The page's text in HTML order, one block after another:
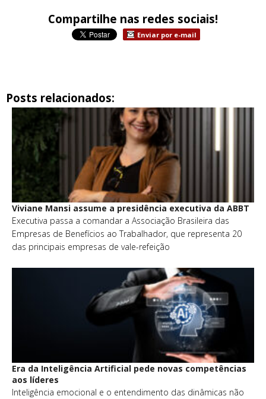
Compartilhe nas redes sociais!
Enviar por e-mail
Posts relacionados:
Viviane Mansi assume a presidência executiva da ABBT
Executiva passa a comandar a Associação Brasileira das
Empresas de Benefícios ao Trabalhador, que representa 20
das principais empresas de vale-refeição
Era da Inteligência Artificial pede novas competências
aos líderes
Inteligência emocional e o entendimento das dinâmicas não